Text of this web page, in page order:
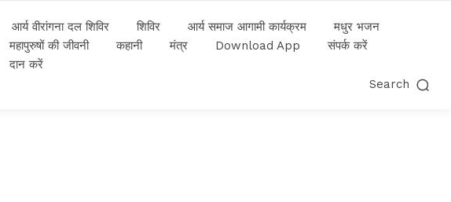
आर्य वीरांगना दल शिविर शिविर आर्य समाज आगामी कार्यक्रम
मधुर भजन
महापुरुषों की जीवनी कहानी मंत्र Download App
संपर्क करें
दान करें
Search